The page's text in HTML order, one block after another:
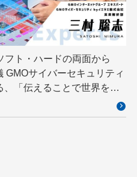
フト・ハードの両面から
GMOサイバーセキュリティ
「伝えることで世界を良